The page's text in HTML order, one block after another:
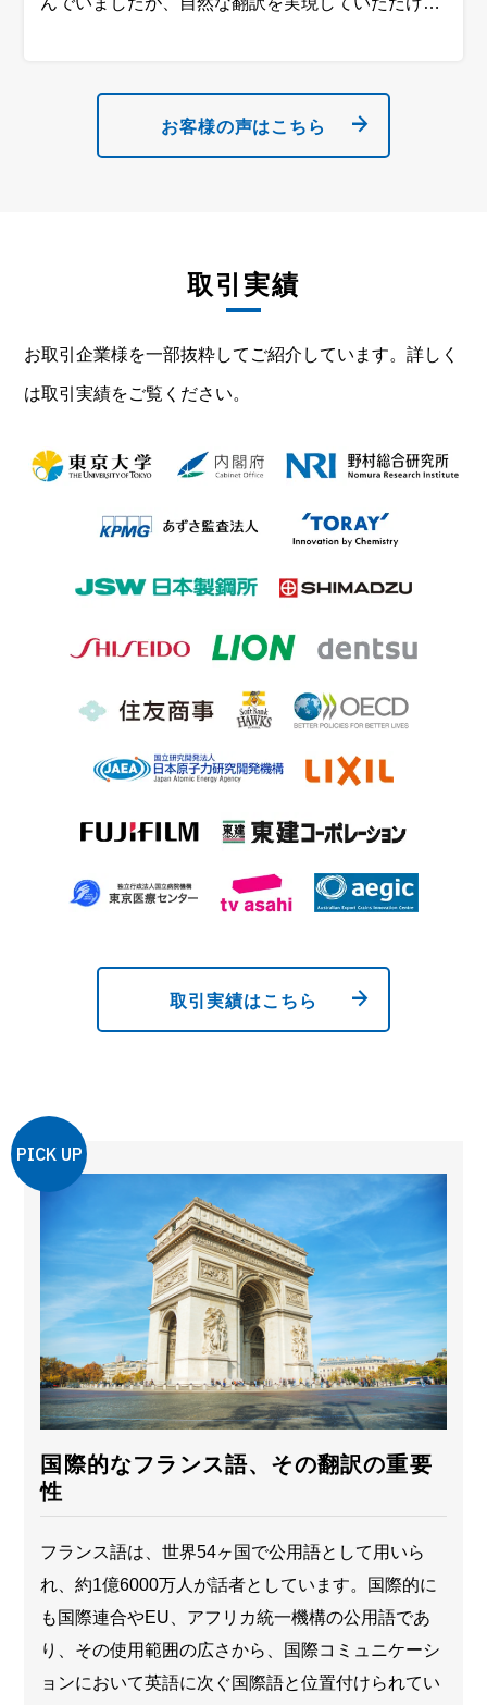
お客様の声はこちら
取引実績
お取引企業様を一部抜粋してご紹介しています。詳しく
は取引実績をご覧ください。
取引実績はこちら
PICK UP
国際的なフランス語、その翻訳の重要
性
フランス語は、世界54ヶ国で公用語として用いら
れ、約1億6000万人が話者としています。国際的に
も国際連合やEU、アフリカ統一機構の公用語であ
り、その使用範囲の広さから、国際コミュニケーシ
ョンにおいて英語に次ぐ国際語と位置付けられてい